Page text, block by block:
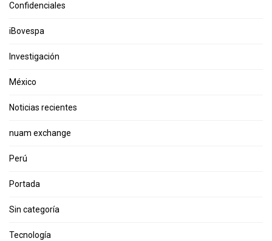
Confidenciales
iBovespa
Investigación
México
Noticias recientes
nuam exchange
Perú
Portada
Sin categoría
Tecnología